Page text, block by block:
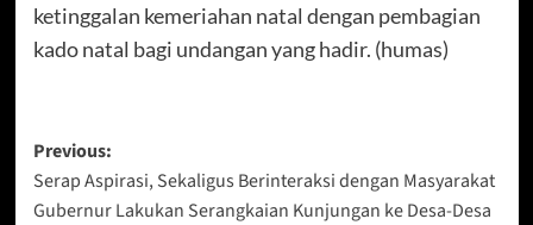
ketinggalan kemeriahan natal dengan pembagian
kado natal bagi undangan yang hadir. (humas)
Post
navigation
Previous:
Serap Aspirasi, Sekaligus Berinteraksi dengan Masyarakat
Gubernur Lakukan Serangkaian Kunjungan ke Desa-Desa